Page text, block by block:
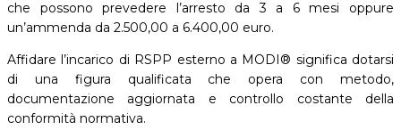
che possono prevedere l’arresto da 3 a 6 mesi oppure
un’ammenda da 2.500,00 a 6.400,00 euro.
Affidare l’incarico di RSPP esterno a MODI® significa dotarsi
di una figura qualificata che opera con metodo,
documentazione aggiornata e controllo costante della
conformità normativa.